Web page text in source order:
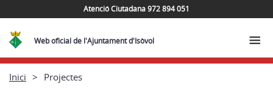
Atenció Ciutadana 972 894 051
Web oficial de l'Ajuntament d'Isòvol
Inici Projectes